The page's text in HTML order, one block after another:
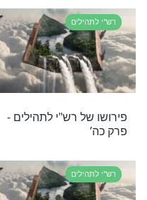
רש"י פרק מ'
תוכן בנושא